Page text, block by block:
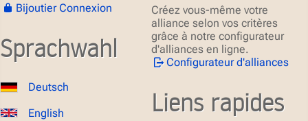
Bijoutier Connexion
Sprachwahl
Deutsch
English
Créez vous-même votre
alliance selon vos critères
grâce à notre configurateur
d'alliances en ligne.
Configurateur d'alliances
Liens rapides